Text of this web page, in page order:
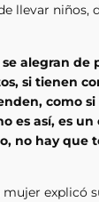
llevar niños,
alegran de
si tienen
como
es así, es
no hay que
explicó